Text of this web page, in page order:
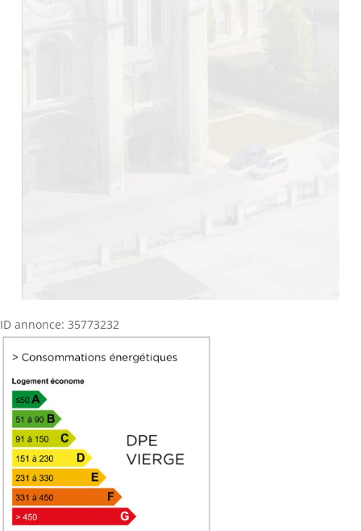
ID annonce: 35773232